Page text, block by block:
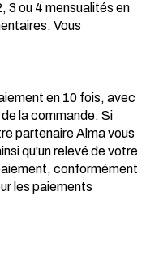
3 ou 4 mensualités en
Vous
en 10 fois, avec
la commande. Si
partenaire Alma vous
qu'un relevé de votre
conformément
les paiements